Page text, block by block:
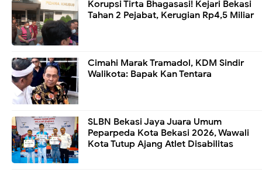
Korupsi Tirta Bhagasasi! Kejari Bekasi
Tahan 2 Pejabat, Kerugian Rp4,5 Miliar
Cimahi Marak Tramadol, KDM Sindir
Walikota: Bapak Kan Tentara
SLBN Bekasi Jaya Juara Umum
Peparpeda Kota Bekasi 2026, Wawali
Kota Tutup Ajang Atlet Disabilitas